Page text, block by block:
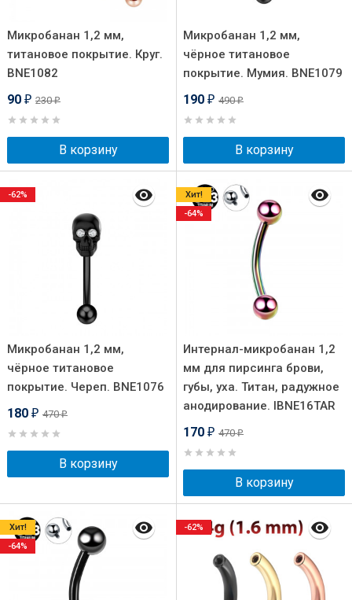
Микробанан 1,2 мм,
титановое покрытие. Круг.
BNE1082
90 ₽ 230₽
В корзину
Микробанан 1,2 мм,
чёрное титановое
покрытие. Мумия. BNE1079
190 ₽ 490₽
В корзину
Микробанан 1,2 мм,
чёрное титановое
покрытие. Череп. BNE1076
180 ₽ 470₽
В корзину
-62%
Интернал-микробанан 1,2
мм для пирсинга брови,
губы, уха. Титан, радужное
анодирование. IBNE16TAR
170 ₽ 470₽
В корзину
Хит!
-64%
Хит!
-64%
-62%